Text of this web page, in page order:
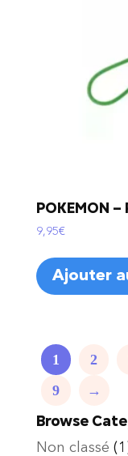
POKEMON
9,95€
Ajouter
1 2
9
→
Browse
Non classé